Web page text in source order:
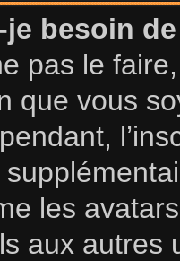
besoin
pas le
que vous
les
aux